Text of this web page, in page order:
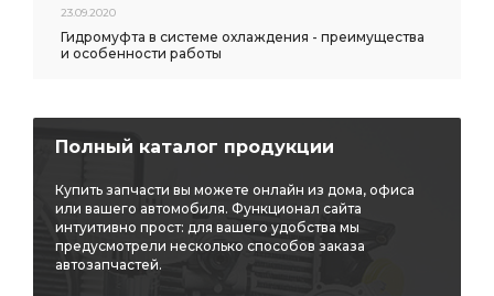
23.09.2020
Гидромуфта в системе охлаждения - преимущества
и особенности работы
Полный каталог продукции
Купить запчасти вы можете онлайн из дома, офиса
или вашего автомобиля. Функционал сайта
интуитивно прост: для вашего удобства мы
предусмотрели несколько способов заказа
автозапчастей.